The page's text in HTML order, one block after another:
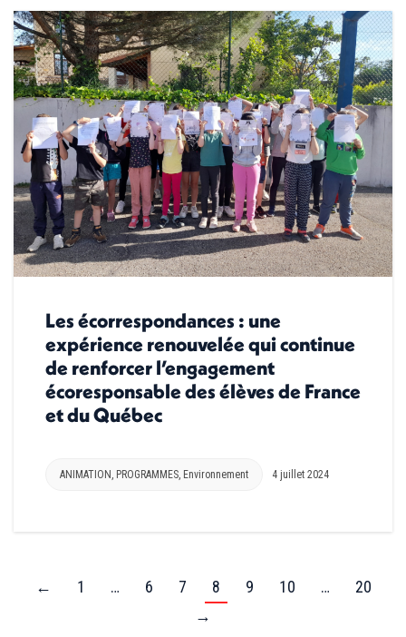
Les écorrespondances : une
expérience renouvelée qui continue
de renforcer l’engagement
écoresponsable des élèves de France
et du Québec
ANIMATION PROGRAMMES Environnement 4 juillet 2024
← 1 … 6 7 8 9 10 …
20
→